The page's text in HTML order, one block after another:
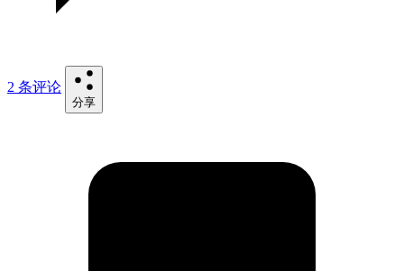
2 条评论
分享